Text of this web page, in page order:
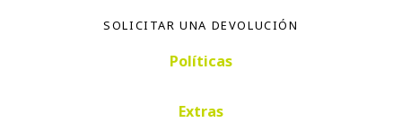
SOLICITAR UNA DEVOLUCIÓN
Políticas
Extras